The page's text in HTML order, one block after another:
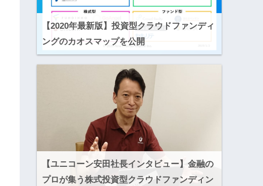
【2020年最新版】投資型クラウドファンディ
ングのカオスマップを公開
【ユニコーン安田社長インタビュー】金融の
プロが集う株式投資型クラウドファンディン